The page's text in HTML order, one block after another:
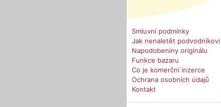
Smluvní podmínky
Jak nenaletět podvodníkovi
Napodobeniny originálu
Funkce bazaru
Co je komerční inzerce
Ochrana osobních údajů
Kontakt